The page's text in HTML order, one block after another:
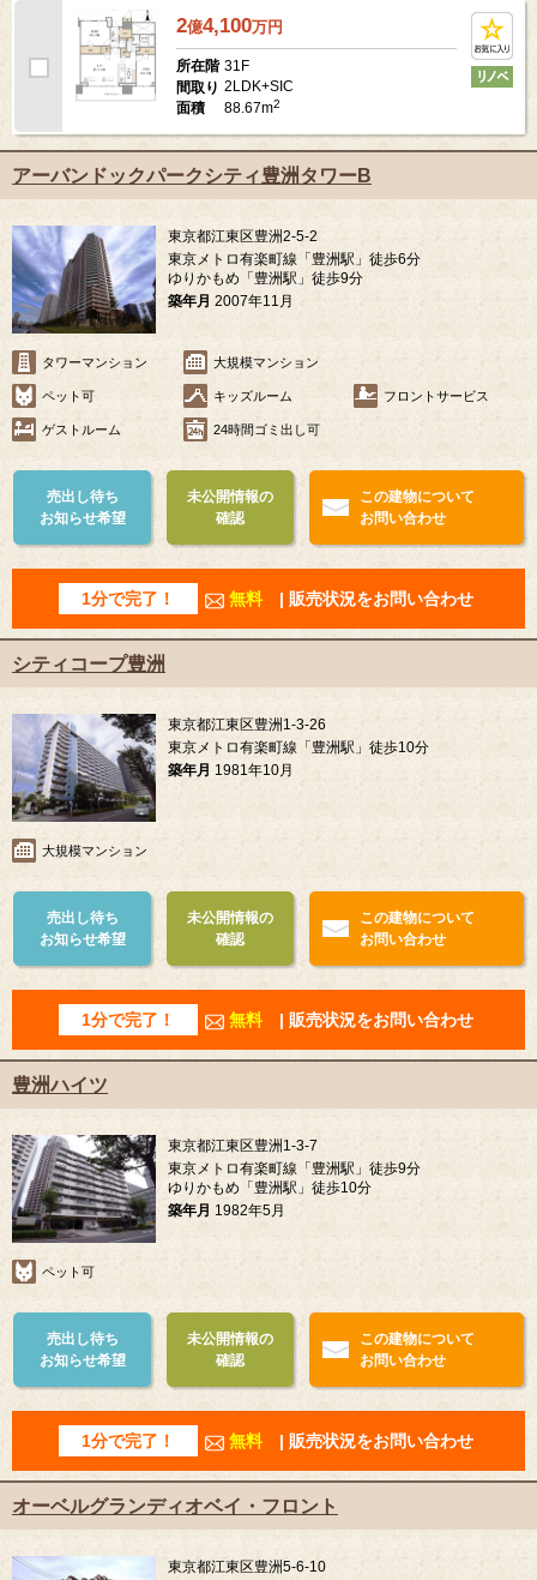
2億4,100万円
所在階 31F
間取り 2LDK+SIC
面積
88.67m2
アーバンドックパークシティ豊洲タワーB
東京都江東区豊洲2-5-2
東京メトロ有楽町線「豊洲駅」徒歩6分
ゆりかもめ「豊洲駅」徒歩9分
築年月 2007年11月
タワーマンション 大規模マンション
ペット可 キッズルーム フロントサービス
ゲストルーム 24時間ゴミ出し可
売出し待ち
お知らせ希望
未公開情報の
確認
この建物について
お問い合わせ
1分で完了！ 無料 | 販売状況をお問い合わせ
シティコープ豊洲
東京都江東区豊洲1-3-26
東京メトロ有楽町線「豊洲駅」徒歩10分
築年月 1981年10月
大規模マンション
売出し待ち
お知らせ希望
未公開情報の
確認
この建物について
お問い合わせ
1分で完了！ 無料 | 販売状況をお問い合わせ
豊洲ハイツ
東京都江東区豊洲1-3-7
東京メトロ有楽町線「豊洲駅」徒歩9分
ゆりかもめ「豊洲駅」徒歩10分
築年月 1982年5月
ペット可
売出し待ち
お知らせ希望
未公開情報の
確認
この建物について
お問い合わせ
1分で完了！ 無料 | 販売状況をお問い合わせ
オーベルグランディオベイ・フロント
東京都江東区豊洲5-6-10